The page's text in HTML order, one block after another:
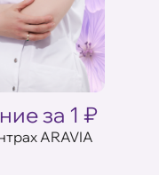
за 1 ₽
ARAVIA